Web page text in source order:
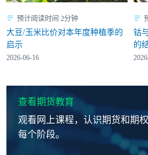
预计阅读时间 2分钟
大豆/玉米比价对本年度种植季的
启示
2026-06-16
钴
的
查看期货教育
观看网上课程，认识期货和期
每个阶段。